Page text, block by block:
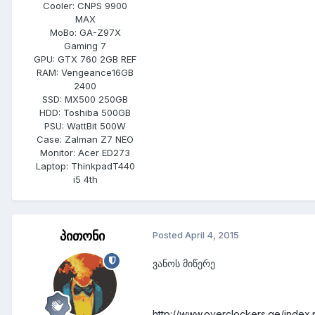
Cooler: CNPS 9900
MAX
MoBo: GA-Z97X
Gaming 7
GPU: GTX 760 2GB REF
RAM: Vengeance16GB
2400
SSD: MX500 250GB
HDD: Toshiba 500GB
PSU: WattBit 500W
Case: Zalman Z7 NEO
Monitor: Acer ED273
Laptop: ThinkpadT440
i5 4th
პითონი Posted April 4, 2015
ვანოს მიწერე